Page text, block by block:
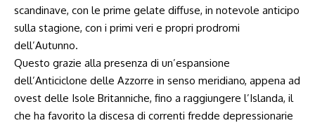
scandinave, con le prime gelate diffuse, in notevole anticipo
sulla stagione, con i primi veri e propri prodromi
dell’Autunno.
Questo grazie alla presenza di un’espansione
dell’Anticiclone delle Azzorre in senso meridiano, appena ad
ovest delle Isole Britanniche, fino a raggiungere l’Islanda, il
che ha favorito la discesa di correnti fredde depressionarie